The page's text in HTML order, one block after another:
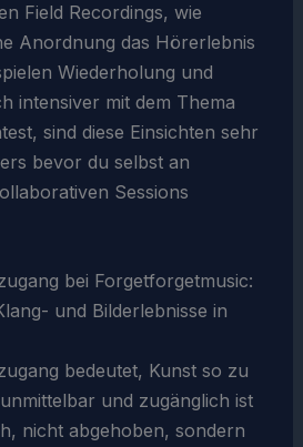
Field Recordings, wie
Anordnung das Hörerlebnis
Wiederholung und
intensiver mit dem Thema
sind diese Einsichten sehr
bevor du selbst an
Sessions
bei Forgetforgetmusic:
und Bilderlebnisse in
bedeutet, Kunst so zu
und zugänglich ist
nicht abgehoben, sondern